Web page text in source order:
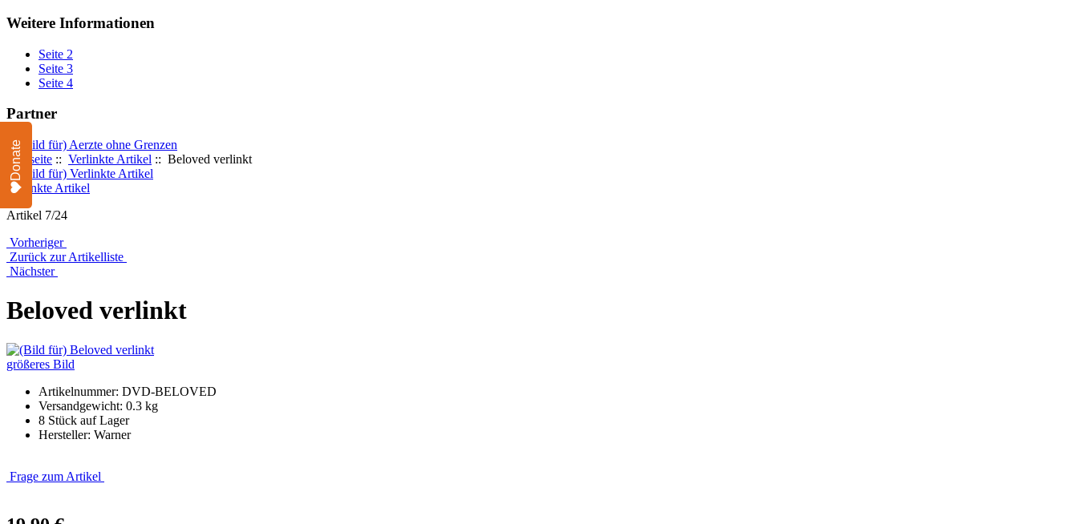
Weitere Informationen
Seite 2
Seite 3
Seite 4
Partner
Startseite :: Verlinkte Artikel :: Beloved verlinkt
Verlinkte Artikel
Artikel 7/24
Vorheriger
Zurück zur Artikelliste
Nächster
Beloved verlinkt
größeres Bild
Artikelnummer: DVD-BELOVED
Versandgewicht: 0.3 kg
8 Stück auf Lager
Hersteller: Warner
Frage zum Artikel
Donate